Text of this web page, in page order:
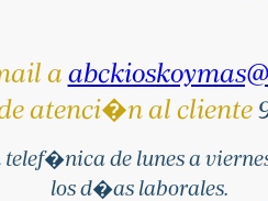
a
atenci�n al cliente
de lunes a
los d�as laborales.